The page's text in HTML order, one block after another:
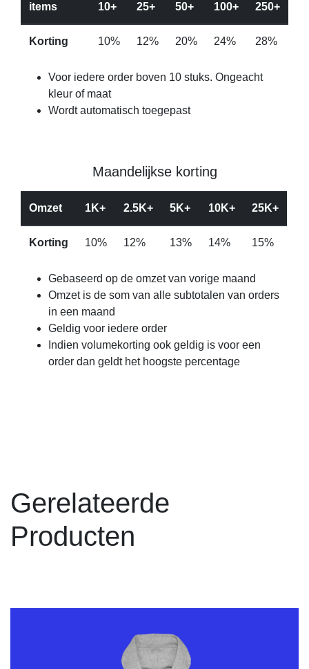
items
10+ 25+ 50+ 100+ 250+
Korting 10% 12% 20% 24% 28%
Voor iedere order boven 10 stuks. Ongeacht
kleur of maat
Wordt automatisch toegepast
Maandelijkse korting
Omzet 1K+ 2.5K+ 5K+ 10K+ 25K+
Korting 10% 12% 13% 14% 15%
Gebaseerd op de omzet van vorige maand
Omzet is de som van alle subtotalen van orders
in een maand
Geldig voor iedere order
Indien volumekorting ook geldig is voor een
order dan geldt het hoogste percentage
Gerelateerde
Producten